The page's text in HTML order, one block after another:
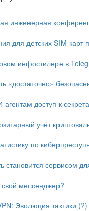
инженерная
для детских SIM-карт
инфостилере в
«достаточно»
доступ к
учёт
по
становится сервисом
мессенджер?
Эволюция тактики (?)